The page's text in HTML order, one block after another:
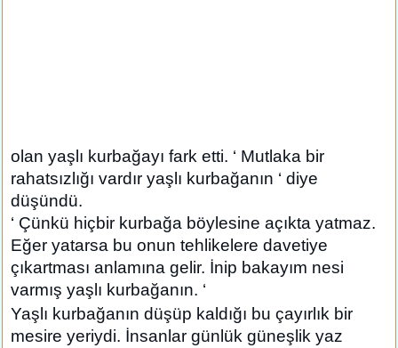
olan yaşlı kurbağayı fark etti. ‘ Mutlaka bir
rahatsızlığı vardır yaşlı kurbağanın ‘ diye
düşündü.
‘ Çünkü hiçbir kurbağa böylesine açıkta yatmaz.
Eğer yatarsa bu onun tehlikelere davetiye
çıkartması anlamına gelir. İnip bakayım nesi
varmış yaşlı kurbağanın. ‘
Yaşlı kurbağanın düşüp kaldığı bu çayırlık bir
mesire yeriydi. İnsanlar günlük güneşlik yaz